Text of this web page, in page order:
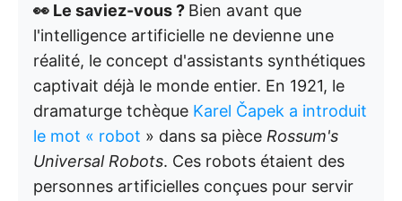
👀 Le saviez-vous ? Bien avant que
l'intelligence artificielle ne devienne une
réalité, le concept d'assistants synthétiques
captivait déjà le monde entier. En 1921, le
dramaturge tchèque Karel Čapek a introduit
le mot « robot » dans sa pièce Rossum's
Universal Robots. Ces robots étaient des
personnes artificielles conçues pour servir